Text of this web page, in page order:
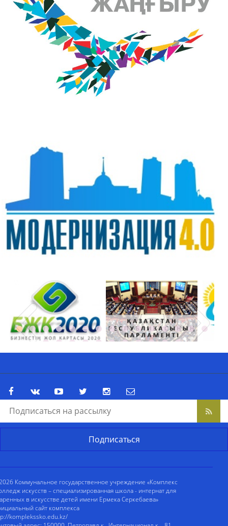
Коммунальное государственное учреждение «Комплекс
искусств – специализированная школа - интернат для
в искусстве детей имени Ермека Серкебаева»
сайт комплекса
komplekssko.edu.kz/